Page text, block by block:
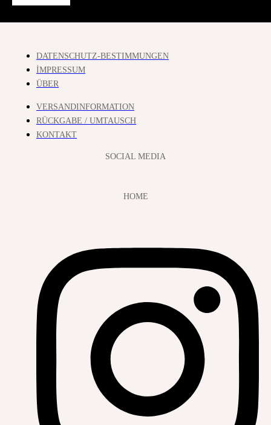
DATENSCHUTZ-BESTIMMUNGEN
İMPRESSUM
ÜBER
VERSANDINFORMATION
RÜCKGABE / UMTAUSCH
KONTAKT
SOCIAL MEDIA
HOME